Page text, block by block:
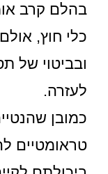
בהלם קרב
כלי חוץ,
ובביטוי של
לעזרה.
כמובן
טראומטיים